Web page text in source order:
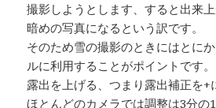
撮影しようとします、すると出来
暗めの写真になるという訳です。
そのため雪の撮影のときにはとに
ルに利用することがポイントです。
露出を上げる、つまり露出補正を+
ほとんどのカメラでは調整は3分の